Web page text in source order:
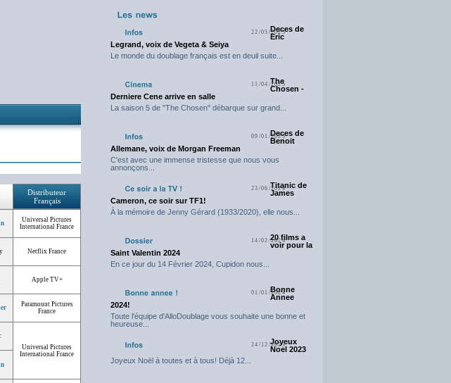
Distributeur
Français
Universal Pictures
International France
Netflix France
Apple TV+
Paramount Pictures
France
Universal Pictures
International France
22/05/2025Deces de
Eric
Legrand, voix de Vegeta & Seiya
Le monde du doublage français est en deuil suite...
11/04/2025
The
Chosen -
Derniere Cene arrive en salle
La saison 5 de "The Chosen" débarque sur grand...
09/01/2025Deces de
Benoit
Allemane, voix de Morgan Freeman
C'est avec une immense tristesse que nous vous
annonçons...
23/06/2024Titanic de
James
Cameron, ce soir sur TF1!
À la mémoire de Jenny Gérard (1933/2020), elle nous...
14/02/202420 films a
voir pour la
Saint Valentin 2024
En ce jour du 14 Février 2024, Cupidon nous...
01/01/2024
Bonne
Annee
2024!
Toute l'équipe d'AlloDoublage vous souhaite une bonne et
heureuse...
24/12/2023
Joyeux
Noel 2023
Joyeux Noël à toutes et à tous! Déjà 12...